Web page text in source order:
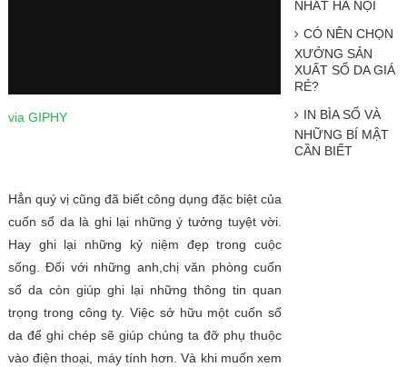
via GIPHY
Hẳn quý vị cũng đã biết công dụng đặc biệt của
cuốn sổ da là ghi lại những ý tưởng tuyệt vời.
Hay ghi lại những kỷ niệm đẹp trong cuộc
sống. Đối với những anh,chị văn phòng cuốn
sổ da còn giúp ghi lại những thông tin quan
trọng trong công ty. Việc sở hữu một cuốn sổ
da để ghi chép sẽ giúp chúng ta đỡ phụ thuộc
vào điện thoại, máy tính hơn. Và khi muốn xem
NHẤT HÀ NỘI
CÓ NÊN CHỌN
XƯỞNG SẢN
XUẤT SỔ DA GIÁ
RẺ?
IN BÌA SỔ VÀ
NHỮNG BÍ MẬT
CẦN BIẾT